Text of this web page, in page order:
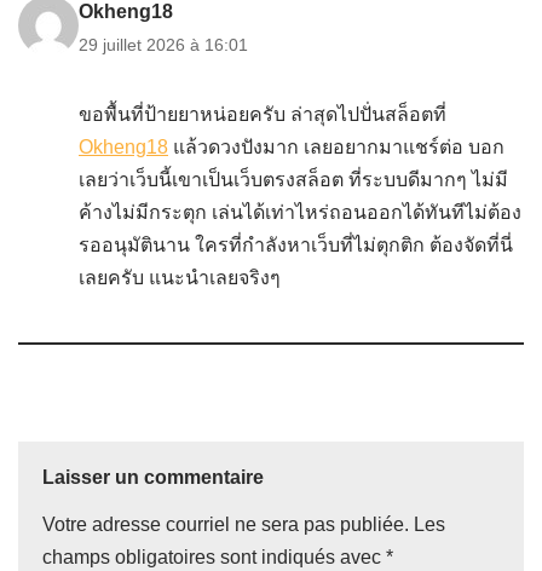
Okheng18
29 juillet 2026 à 16:01
ขอพื้นที่ป้ายยาหน่อยครับ ล่าสุดไปปั่นสล็อตที่
Okheng18 แล้วดวงปังมาก เลยอยากมาแชร์ต่อ บอก
เลยว่าเว็บนี้เขาเป็นเว็บตรงสล็อต ที่ระบบดีมากๆ ไม่มี
ค้างไม่มีกระตุก เล่นได้เท่าไหร่ถอนออกได้ทันทีไม่ต้อง
รออนุมัตินาน ใครที่กำลังหาเว็บที่ไม่ตุกติก ต้องจัดที่นี่
เลยครับ แนะนำเลยจริงๆ
Laisser un commentaire
Votre adresse courriel ne sera pas publiée. Les
champs obligatoires sont indiqués avec *